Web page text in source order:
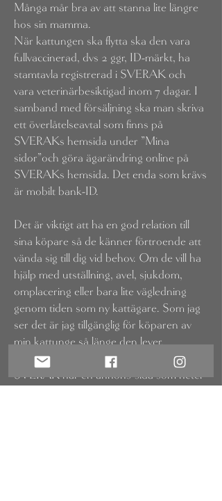
Många mår bra av att stanna lite längre
hos sin mamma.
När kattungen ska flytta ska den vara
fullvaccinerad, dvs 2 ggr, ID-märkt, ha
stamtavla registrerad i SVERAK och
vara veterinärbesiktigad inom 7 dagar. I
samband med försäljning ska man skriva
ett överlåtelseavtal som finns på
SVERAKs hemsida under "Mina
sidor"och göra ägarändring online på
SVERAKs hemsida. Det enda som krävs
är mobilt bank-ID.
Det är viktigt att ha en god relation till
sina köpare så de känner förtroende att
vända sig till dig vid behov. Om de vill ha
hjälp med utställning, avel, sjukdom,
omplacering eller bara lite vägledning
genom tiden som ny kattägare. Som jag
ser det är jag tillgänglig för köparen av
min kattunge så länge den lever.
SVERAK har en annons-sida som heter